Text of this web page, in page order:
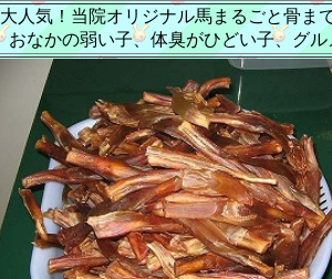
大人気！当院オリジナル馬まるごと骨ま
おなかの弱い子、体臭がひどい子、グル